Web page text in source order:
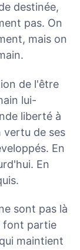
destinée,
pas. On
mais on
de l'être
lui-
liberté à
vertu de ses
En
En
sont pas là
font partie
maintient